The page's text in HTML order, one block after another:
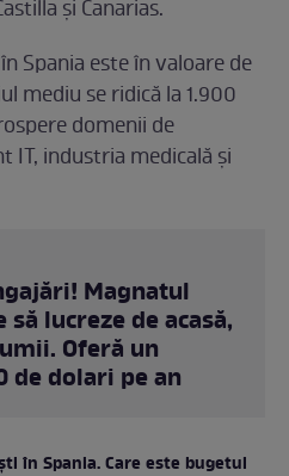
și Canarias.
Spania este în valoare de
mediu se ridică la 1.900
domenii de
IT, industria medicală și
Magnatul
lucreze de acasă,
Oferă un
de dolari pe an
în Spania. Care este bugetul